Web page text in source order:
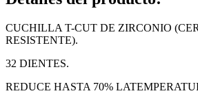
CUCHILLA T-CUT DE ZIRCONIO
RESISTENTE).
32 DIENTES.
REDUCE HASTA 70%